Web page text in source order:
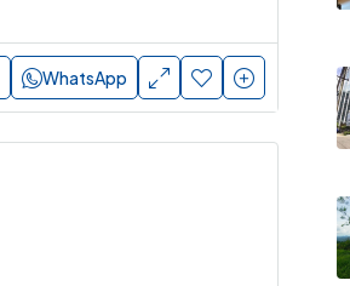
WhatsApp